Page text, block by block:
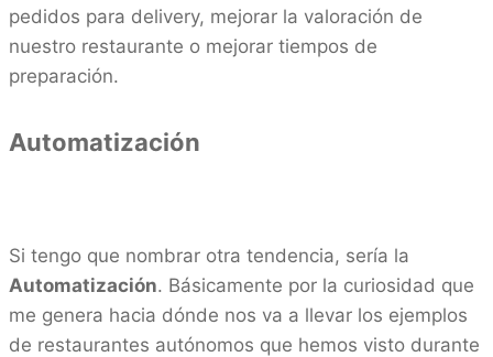
pedidos para delivery, mejorar la valoración de
nuestro restaurante o mejorar tiempos de
preparación.
Automatización
Si tengo que nombrar otra tendencia, sería la
Automatización. Básicamente por la curiosidad que
me genera hacia dónde nos va a llevar los ejemplos
de restaurantes autónomos que hemos visto durante